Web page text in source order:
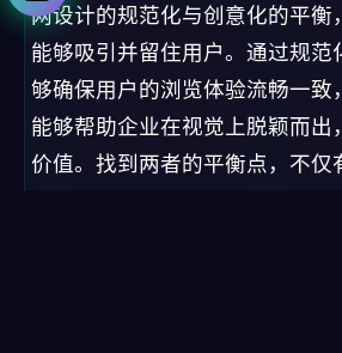
网设计的规范化与创意化的平衡
能够吸引并留住用户。通过规范
够确保用户的浏览体验流畅一致
能够帮助企业在视觉上脱颖而出
价值。找到两者的平衡点，不仅